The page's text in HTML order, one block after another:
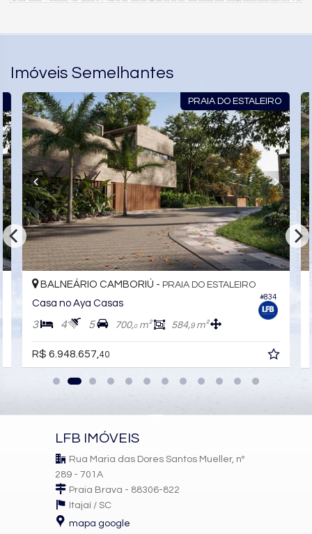
Imóveis Semelhantes
PRAIA DO ESTALEIRO
#834
BALNEÁRIO CAMBORIÚ - PRAIA DO ESTALEIRO
Casa no Aya Casas
3 4 5 700,0m² 584,9m²
R$ 6.948.657,40
LFB IMÓVEIS
Rua Maria das Dores Santos Mueller, nº
289 - 701A
Praia Brava - 88306-822
Itajaí / SC
mapa google